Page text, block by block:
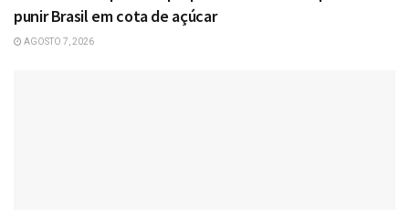
punir Brasil em cota de açúcar
AGOSTO 7, 2026